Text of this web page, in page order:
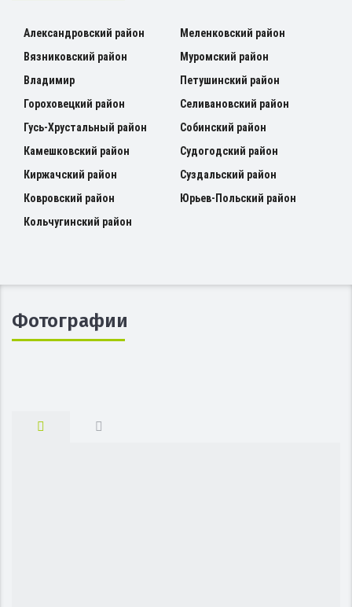
Александровский район
Вязниковский район
Владимир
Гороховецкий район
Гусь-Хрустальный район
Камешковский район
Киржачский район
Ковровский район
Кольчугинский район
Меленковский район
Муромский район
Петушинский район
Селивановский район
Собинский район
Судогодский район
Суздальский район
Юрьев-Польский район
Фотографии